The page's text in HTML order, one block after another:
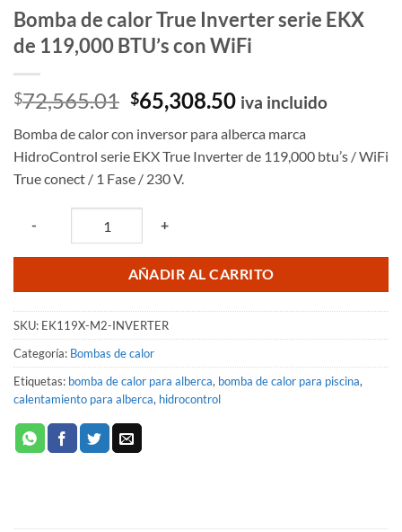
Bomba de calor True Inverter serie EKX
de 119,000 BTU’s con WiFi
$72,565.01 El
precio
original
era:
$72,565.01.
$65,308.50El
actual
es:
iva incluido
Bomba de calor con inversor para alberca marca
HidroControl serie EKX True Inverter de 119,000 btu’s / WiFi
True conect / 1 Fase / 230 V.
- +
AÑADIR AL CARRITO
SKU: EK119X-M2-INVERTER
Categoría: Bombas de calor
Etiquetas: bomba de calor para alberca, bomba de calor para piscina,
calentamiento para alberca, hidrocontrol